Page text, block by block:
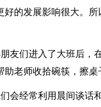
好的发展影响很大。
友们进入了大班后，
老师收拾碗筷，擦
会经常利用晨间谈话